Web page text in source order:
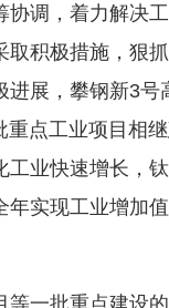
，着力解决
积极措施，狠
展，攀钢新3
点工业项目相
业快速增长，
实现工业增加
批重点建设